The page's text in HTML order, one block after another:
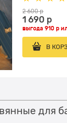
2 600 р
1 690 р
выгода910 р
В
для